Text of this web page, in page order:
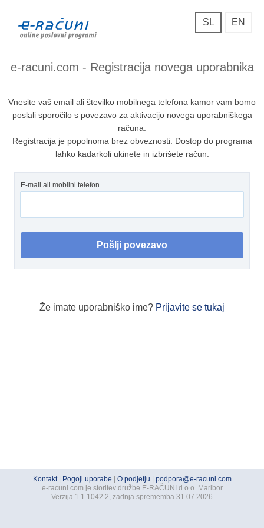
SL EN
e-racuni.com - Registracija novega uporabnika
Vnesite vaš email ali številko mobilnega telefona kamor vam bomo
poslali sporočilo s povezavo za aktivacijo novega uporabniškega
računa.
Registracija je popolnoma brez obveznosti. Dostop do programa
lahko kadarkoli ukinete in izbrišete račun.
E-mail ali mobilni telefon
Že imate uporabniško ime? Prijavite se tukaj
Kontakt| Pogoji uporabe O podjetju
podpora@e-racuni.com
e-racuni.com je storitev družbe E-RAČUNI d.o.o. Maribor
Verzija 1.1.1042.2, zadnja sprememba 31.07.2026